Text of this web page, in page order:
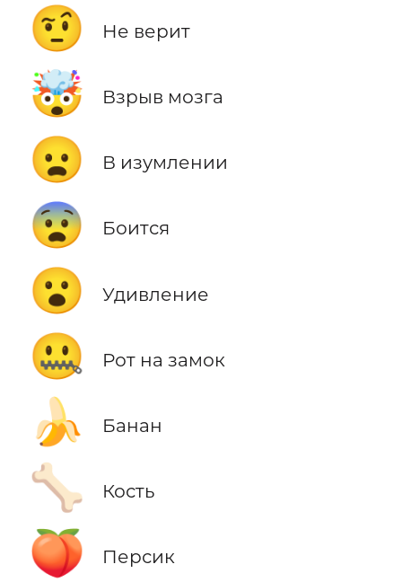
🤨 Не верит
🤯 Взрыв мозга
😦 В изумлении
😨 Боится
😮 Удивление
🤐 Рот на замок
🍌 Банан
🦴 Кость
🍑 Персик